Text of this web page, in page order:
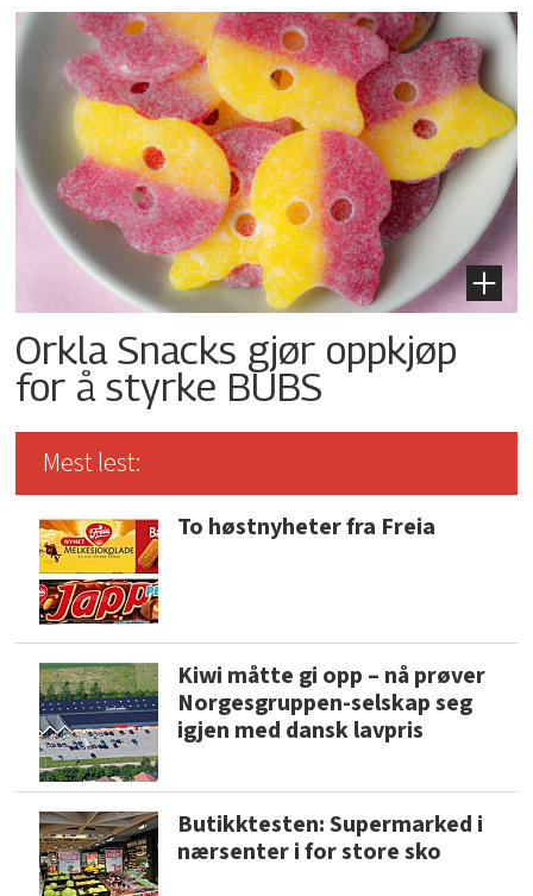
Orkla Snacks gjør oppkjøp
for å styrke BUBS
Mest lest:
To høstnyheter fra Freia
Kiwi måtte gi opp – nå prøver
Norgesgruppen-selskap seg
igjen med dansk lavpris
Butikktesten: Supermarked i
nærsenter i for store sko